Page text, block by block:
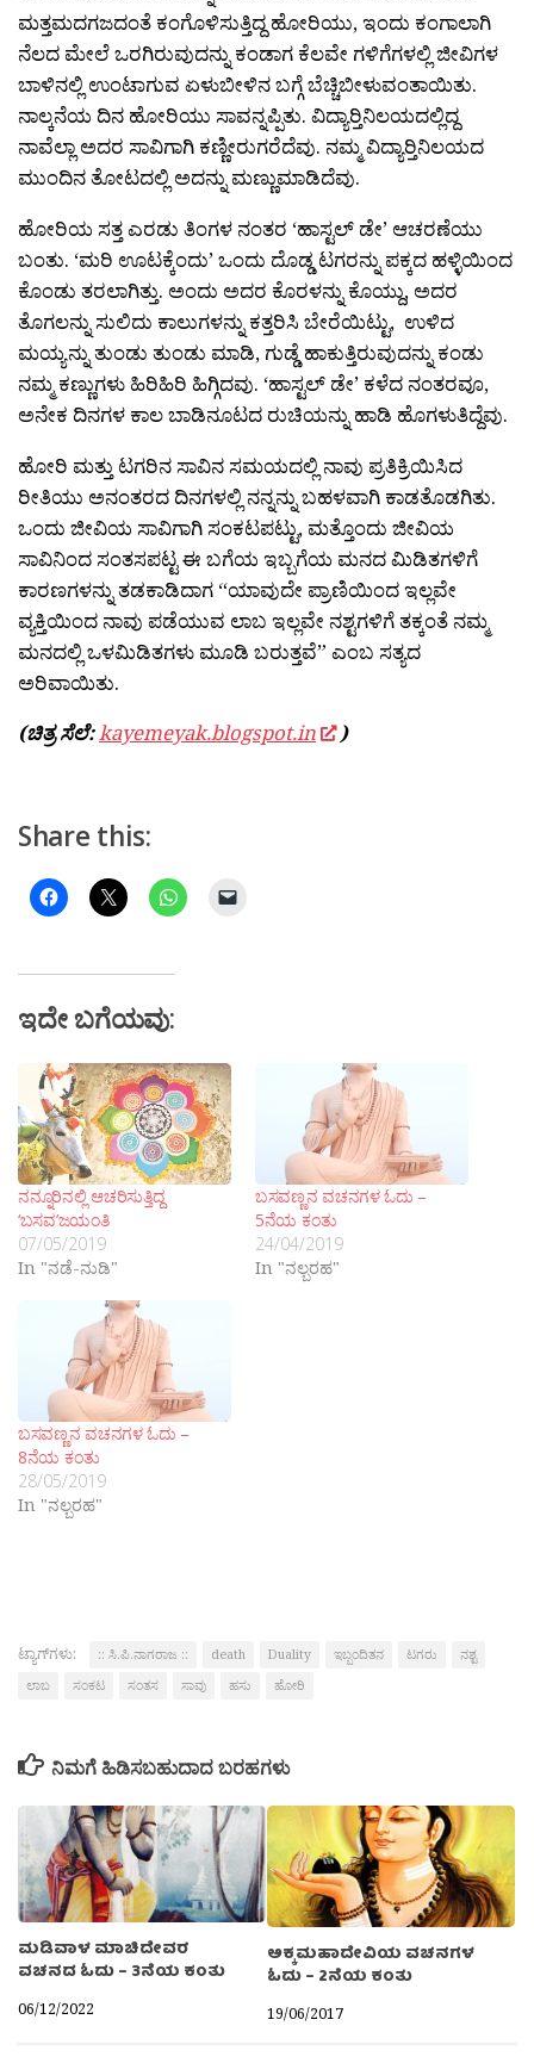
ಮತ್ತಮದಗಜದಂತೆ ಕಂಗೊಳಿಸುತ್ತಿದ್ದ ಹೋರಿಯು, ಇಂದು ಕಂಗಾಲಾಗಿ
ನೆಲದ ಮೇಲೆ ಒರಗಿರುವುದನ್ನು ಕಂಡಾಗ ಕೆಲವೇ ಗಳಿಗೆಗಳಲ್ಲಿ ಜೀವಿಗಳ
ಬಾಳಿನಲ್ಲಿ ಉಂಟಾಗುವ ಏಳುಬೀಳಿನ ಬಗ್ಗೆ ಬೆಚ್ಚಿಬೀಳುವಂತಾಯಿತು.
ನಾಲ್ಕನೆಯ ದಿನ ಹೋರಿಯು ಸಾವನ್ನಪ್ಪಿತು. ವಿದ್ಯಾರ‍್ತಿನಿಲಯದಲ್ಲಿದ್ದ
ನಾವೆಲ್ಲಾ ಅದರ ಸಾವಿಗಾಗಿ ಕಣ್ಣೀರುಗರೆದೆವು. ನಮ್ಮ ವಿದ್ಯಾರ‍್ತಿನಿಲಯದ
ಮುಂದಿನ ತೋಟದಲ್ಲಿ ಅದನ್ನು ಮಣ್ಣುಮಾಡಿದೆವು.
ಹೋರಿಯ ಸತ್ತ ಎರಡು ತಿಂಗಳ ನಂತರ ‘ಹಾಸ್ಟಲ್ ಡೇ’ ಆಚರಣೆಯು
ಬಂತು. ‘ಮರಿ ಊಟಕ್ಕೆಂದು’ ಒಂದು ದೊಡ್ಡ ಟಗರನ್ನು ಪಕ್ಕದ ಹಳ್ಳಿಯಿಂದ
ಕೊಂಡು ತರಲಾಗಿತ್ತು. ಅಂದು ಅದರ ಕೊರಳನ್ನು ಕೊಯ್ದು, ಅದರ
ತೊಗಲನ್ನು ಸುಲಿದು ಕಾಲುಗಳನ್ನು ಕತ್ತರಿಸಿ ಬೇರೆಯಿಟ್ಟು, ಉಳಿದ
ಮಯ್ಯನ್ನು ತುಂಡು ತುಂಡು ಮಾಡಿ, ಗುಡ್ಡೆ ಹಾಕುತ್ತಿರುವುದನ್ನು ಕಂಡು
ನಮ್ಮ ಕಣ್ಣುಗಳು ಹಿರಿಹಿರಿ ಹಿಗ್ಗಿದವು. ‘ಹಾಸ್ಟಲ್ ಡೇ’ ಕಳೆದ ನಂತರವೂ,
ಅನೇಕ ದಿನಗಳ ಕಾಲ ಬಾಡಿನೂಟದ ರುಚಿಯನ್ನು ಹಾಡಿ ಹೊಗಳುತಿದ್ದೆವು.
ಹೋರಿ ಮತ್ತು ಟಗರಿನ ಸಾವಿನ ಸಮಯದಲ್ಲಿ ನಾವು ಪ್ರತಿಕ್ರಿಯಿಸಿದ
ರೀತಿಯು ಅನಂತರದ ದಿನಗಳಲ್ಲಿ ನನ್ನನ್ನು ಬಹಳವಾಗಿ ಕಾಡತೊಡಗಿತು.
ಒಂದು ಜೀವಿಯ ಸಾವಿಗಾಗಿ ಸಂಕಟಪಟ್ಟು, ಮತ್ತೊಂದು ಜೀವಿಯ
ಸಾವಿನಿಂದ ಸಂತಸಪಟ್ಟ ಈ ಬಗೆಯ ಇಬ್ಬಗೆಯ ಮನದ ಮಿಡಿತಗಳಿಗೆ
ಕಾರಣಗಳನ್ನು ತಡಕಾಡಿದಾಗ “ಯಾವುದೇ ಪ್ರಾಣಿಯಿಂದ ಇಲ್ಲವೇ
ವ್ಯಕ್ತಿಯಿಂದ ನಾವು ಪಡೆಯುವ ಲಾಬ ಇಲ್ಲವೇ ನಶ್ಟಗಳಿಗೆ ತಕ್ಕಂತೆ ನಮ್ಮ
ಮನದಲ್ಲಿ ಒಳಮಿಡಿತಗಳು ಮೂಡಿ ಬರುತ್ತವೆ” ಎಂಬ ಸತ್ಯದ
ಅರಿವಾಯಿತು.
(ಚಿತ್ರ ಸೆಲೆ:kayemeyak.blogspot.in )
Share this:
ಇದೇ ಬಗೆಯವು:
ನನ್ನೂರಿನಲ್ಲಿ ಆಚರಿಸುತ್ತಿದ್ದ
‘ಬಸವ’ಜಯಂತಿ
07/05/2019
In "ನಡೆ-ನುಡಿ"
ಬಸವಣ್ಣನ ವಚನಗಳ ಓದು –
5ನೆಯ ಕಂತು
24/04/2019
In "ನಲ್ಬರಹ"
ಬಸವಣ್ಣನ ವಚನಗಳ ಓದು –
8ನೆಯ ಕಂತು
28/05/2019
In "ನಲ್ಬರಹ"
ಟ್ಯಾಗ್‌ಗಳು: :: ಸಿ.ಪಿ.ನಾಗರಾಜ :: death Duality ಇಬ್ಬಂದಿತನ ಟಗರು
ನಶ್ಟ
ಲಾಬ
ಸಂಕಟ ಸಂತಸ ಸಾವು ಹಸು ಹೋರಿ
ನಿಮಗೆ ಹಿಡಿಸಬಹುದಾದ ಬರಹಗಳು
ಮಡಿವಾಳ ಮಾಚಿದೇವರ
ವಚನದ ಓದು – 3ನೆಯ ಕಂತು
06/12/2022
ಅಕ್ಕಮಹಾದೇವಿಯ ವಚನಗಳ
ಓದು – 2ನೆಯ ಕಂತು
19/06/2017